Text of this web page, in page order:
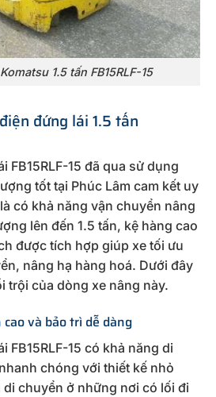
1.5 tấn FB15RLF-15
đứng lái 1.5 tấn
FB15RLF-15 đã qua sử dụng
tốt tại Phúc Lâm cam kết uy
có khả năng vận chuyển nâng
lên đến 1.5 tấn, kệ hàng cao
được tích hợp giúp xe tối ưu
nâng hạ hàng hoá. Dưới đây
trội của dòng xe nâng này.
và bảo trì dễ dàng
FB15RLF-15 có khả năng di
chóng với thiết kế nhỏ
chuyển ở những nơi có lối đi